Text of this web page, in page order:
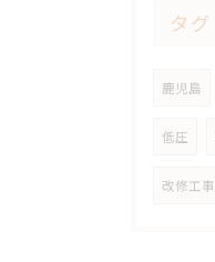
タグ
鹿児島
低圧
改修工事